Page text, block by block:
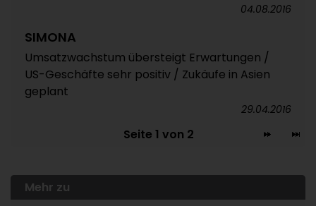
04.08.2016
SIMONA
Umsatzwachstum übersteigt Erwartungen /
US-Geschäfte sehr positiv / Zukäufe in Asien
geplant
29.04.2016
Seite 1 von 2
Mehr zu